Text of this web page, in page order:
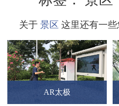
关于 景区 这里还有一
AR太极